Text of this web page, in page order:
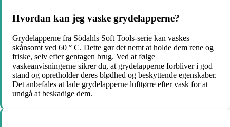
Hvordan kan jeg vaske grydelapperne?
Grydelapperne fra Södahls Soft Tools-serie kan vaskes
skånsomt ved 60 ° C. Dette gør det nemt at holde dem rene og
friske, selv efter gentagen brug. Ved at følge
vaskeanvisningerne sikrer du, at grydelapperne forbliver i god
stand og opretholder deres blødhed og beskyttende egenskaber.
Det anbefales at lade grydelapperne lufttørre efter vask for at
undgå at beskadige dem.